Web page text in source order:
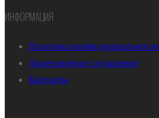
ИНФОРМАЦИЯ
Политика конфиденциальности
Лицензионное соглашение
Контакты